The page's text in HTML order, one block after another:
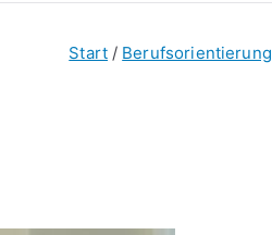
Start Berufsorientierung